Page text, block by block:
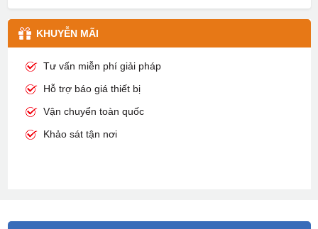
KHUYỄN MÃI
Tư vấn miễn phí giải pháp
Hỗ trợ báo giá thiết bị
Vận chuyển toàn quốc
Khảo sát tận nơi